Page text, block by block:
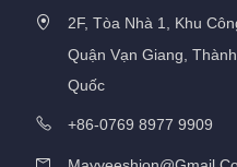
2F, Tòa Nhà 1, Khu
Quận Vạn Giang,
Quốc
+86-0769 8977 9909